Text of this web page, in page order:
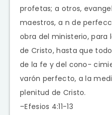
profetas; a otros,
maestros, a n de
obra del ministerio, para
de Cristo, hasta que
de la fe y del cono-
varón perfecto, a la
plenitud de Cristo.
–Efesios 4:11-13